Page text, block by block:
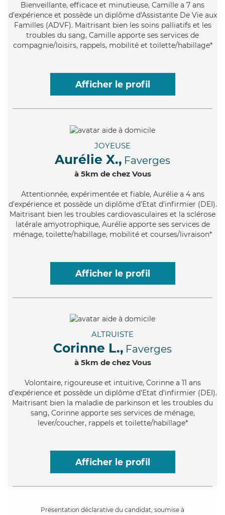
Bienveillante, efficace et minutieuse, Camille a 7 ans
d'expérience et possède un diplôme d'Assistante De Vie aux
Familles (ADVF). Maitrisant bien les soins palliatifs et les
troubles du sang, Camille apporte ses services de
compagnie/loisirs, rappels, mobilité et toilette/habillage*
Afficher le profil
JOYEUSE
Aurélie X., Faverges
à 5km de chez Vous
Attentionnée, expérimentée et fiable, Aurélie a 4 ans
d'expérience et possède un diplôme d'Etat d'infirmier (DEI).
Maitrisant bien les troubles cardiovasculaires et la sclérose
latérale amyotrophique, Aurélie apporte ses services de
ménage, toilette/habillage, mobilité et courses/livraison*
Afficher le profil
ALTRUISTE
Corinne L., Faverges
à 5km de chez Vous
Volontaire, rigoureuse et intuitive, Corinne a 11 ans
d'expérience et possède un diplôme d'Etat d'infirmier (DEI).
Maitrisant bien la maladie de parkinson et les troubles du
sang, Corinne apporte ses services de ménage,
lever/coucher, rappels et toilette/habillage*
Afficher le profil
Présentation déclarative du candidat, soumise à